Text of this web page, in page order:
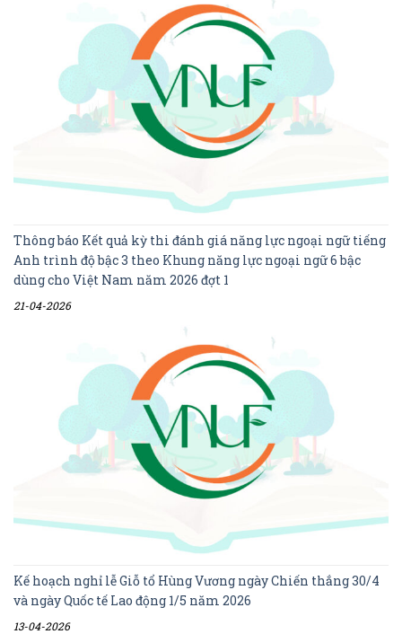
Thông báo Kết quả kỳ thi đánh giá năng lực ngoại ngữ tiếng
Anh trình độ bậc 3 theo Khung năng lực ngoại ngữ 6 bậc
dùng cho Việt Nam năm 2026 đợt 1
21-04-2026
Kế hoạch nghỉ lễ Giỗ tổ Hùng Vương ngày Chiến thắng 30/4
và ngày Quốc tế Lao động 1/5 năm 2026
13-04-2026